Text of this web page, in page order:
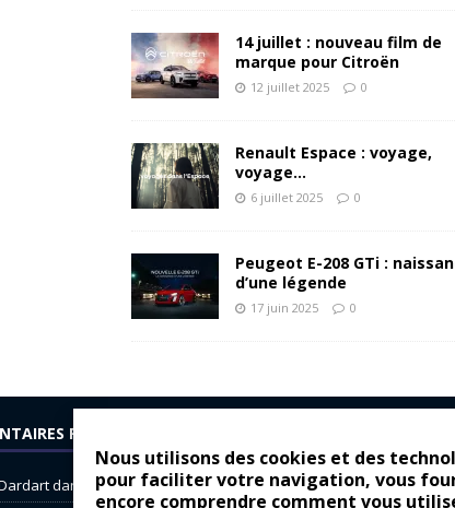
Nous utilisons des cookies et des
pour faciliter votre navigation, vous
encore comprendre comment vous
14 juillet : nouveau film de
marque pour Citroën
12 juillet 2025 0
Renault Espace : voyage,
voyage…
6 juillet 2025 0
Peugeot E-208 GTi :
d’une légende
17 juin 2025 0
RÉCENTS
dans Dacia Sandero : pour les gens vrais